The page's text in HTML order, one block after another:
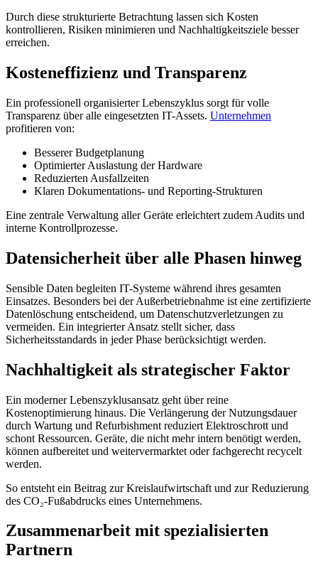
Durch diese strukturierte Betrachtung lassen sich Kosten
kontrollieren, Risiken minimieren und Nachhaltigkeitsziele besser
erreichen.
Kosteneffizienz und Transparenz
Ein professionell organisierter Lebenszyklus sorgt für volle
Transparenz über alle eingesetzten IT-Assets. Unternehmen
profitieren von:
Besserer Budgetplanung
Optimierter Auslastung der Hardware
Reduzierten Ausfallzeiten
Klaren Dokumentations- und Reporting-Strukturen
Eine zentrale Verwaltung aller Geräte erleichtert zudem Audits und
interne Kontrollprozesse.
Datensicherheit über alle Phasen hinweg
Sensible Daten begleiten IT-Systeme während ihres gesamten
Einsatzes. Besonders bei der Außerbetriebnahme ist eine zertifizierte
Datenlöschung entscheidend, um Datenschutzverletzungen zu
vermeiden. Ein integrierter Ansatz stellt sicher, dass
Sicherheitsstandards in jeder Phase berücksichtigt werden.
Nachhaltigkeit als strategischer Faktor
Ein moderner Lebenszyklusansatz geht über reine
Kostenoptimierung hinaus. Die Verlängerung der Nutzungsdauer
durch Wartung und Refurbishment reduziert Elektroschrott und
schont Ressourcen. Geräte, die nicht mehr intern benötigt werden,
können aufbereitet und weitervermarktet oder fachgerecht recycelt
werden.
So entsteht ein Beitrag zur Kreislaufwirtschaft und zur Reduzierung
des CO₂-Fußabdrucks eines Unternehmens.
Zusammenarbeit mit spezialisierten
Partnern